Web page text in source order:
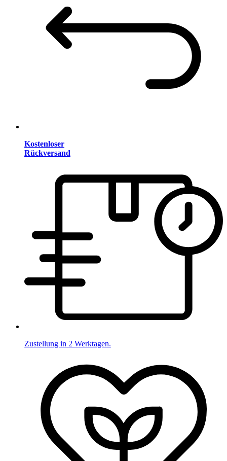
Kostenloser
Rückversand
Zustellung in 2 Werktagen.